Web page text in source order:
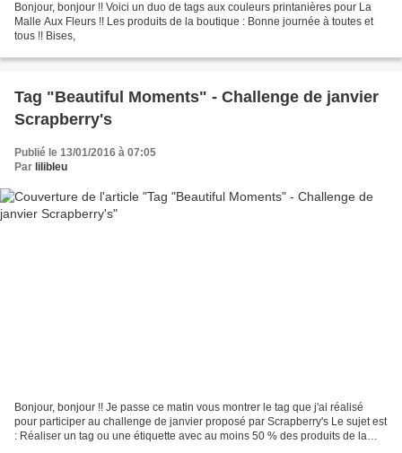
Bonjour, bonjour !! Voici un duo de tags aux couleurs printanières pour La
Malle Aux Fleurs !! Les produits de la boutique : Bonne journée à toutes et
tous !! Bises,
Tag "Beautiful Moments" - Challenge de janvier
Scrapberry's
Publié le 13/01/2016 à 07:05
Par lilibleu
Bonjour, bonjour !! Je passe ce matin vous montrer le tag que j'ai réalisé
pour participer au challenge de janvier proposé par Scrapberry's Le sujet est
: Réaliser un tag ou une étiquette avec au moins 50 % des produits de la